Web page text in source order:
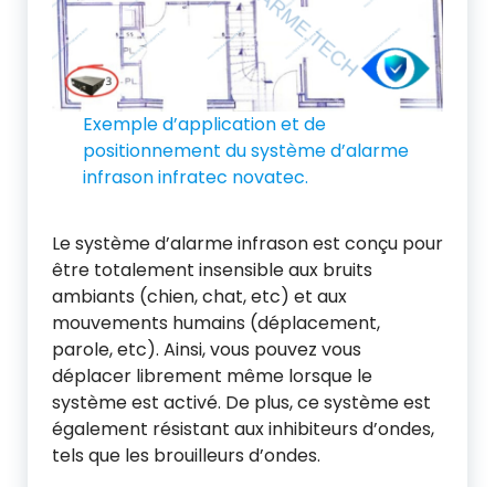
Exemple d’application et de
positionnement du système d’alarme
infrason infratec novatec.
Le système d’alarme infrason est conçu pour
être totalement insensible aux bruits
ambiants (chien, chat, etc) et aux
mouvements humains (déplacement,
parole, etc). Ainsi, vous pouvez vous
déplacer librement même lorsque le
système est activé. De plus, ce système est
également résistant aux inhibiteurs d’ondes,
tels que les brouilleurs d’ondes.